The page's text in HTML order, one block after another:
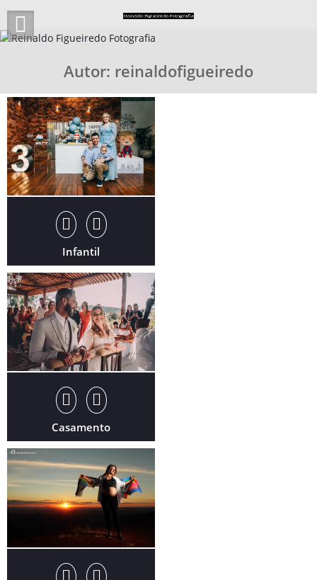
content
Autor: reinaldofigueiredo
Infantil
Casamento